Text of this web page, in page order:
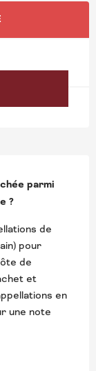
parmi
?
de
pour
de
et
en
une note